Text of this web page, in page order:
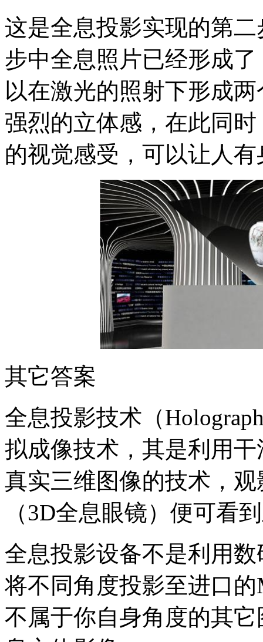
这是全息投影实现的第
步中全息照片已经形成
以在激光的照射下形成
强烈的立体感，在此同
的视觉感受，可以让人
其它答案
全息投影技术（
拟成像技术，其是利用
真实三维图像的技术，
（3D全息眼镜）便可看
全息投影设备不是利用
将不同角度投影至进口
不属于你自身角度的其